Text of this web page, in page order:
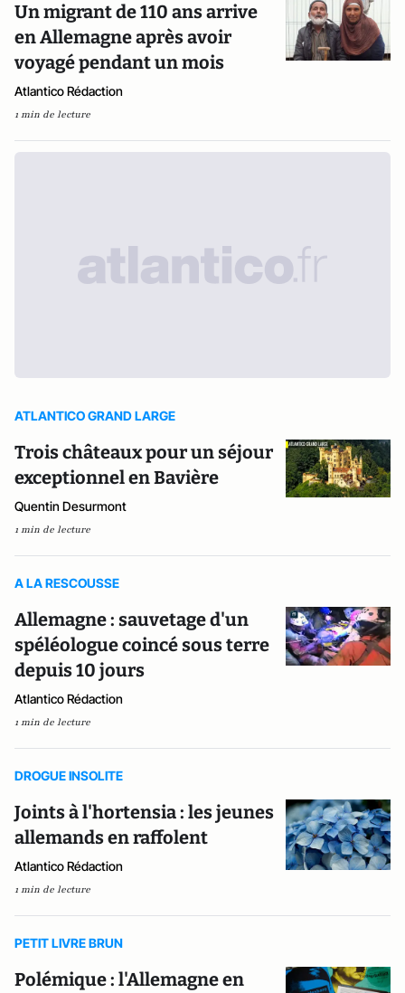
Un migrant de 110 ans arrive
en Allemagne après avoir
voyagé pendant un mois
Atlantico Rédaction
1 min de lecture
ATLANTICO GRAND LARGE
Trois châteaux pour un séjour
exceptionnel en Bavière
Quentin Desurmont
1 min de lecture
A LA RESCOUSSE
Allemagne : sauvetage d'un
spéléologue coincé sous terre
depuis 10 jours
Atlantico Rédaction
1 min de lecture
DROGUE INSOLITE
Joints à l'hortensia : les jeunes
allemands en raffolent
Atlantico Rédaction
1 min de lecture
PETIT LIVRE BRUN
Polémique : l'Allemagne en